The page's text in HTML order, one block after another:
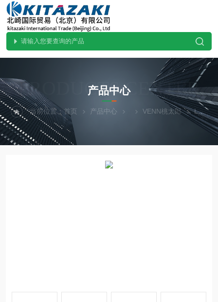
PRODUCTS CENTER
产品中心
当前位置：首页 产品中心 VENN桃太郎 LP8ARN--FVENN桃太郎LP8ARN-F进口供应恒定水位阀